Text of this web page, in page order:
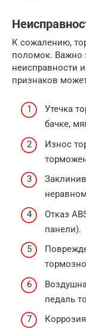
К сожалению,
поломок. Важно
неисправности
признаков
Утечка
бачке,
Износ
Отказ
панели).
педаль